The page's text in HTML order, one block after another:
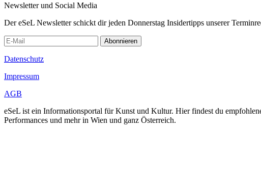
Newsletter und Social Media
Der eSeL Newsletter schickt dir jeden Donnerstag Insidertipps unserer
Abonnieren
Datenschutz
Impressum
AGB
eSeL ist ein Informationsportal für Kunst und Kultur. Hier findest du
Performances und mehr in Wien und ganz Österreich.